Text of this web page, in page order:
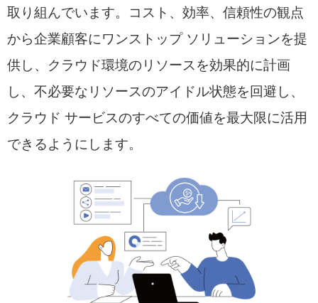
取り組んでいます。コスト、効率、信頼性の観点
から企業顧客にワンストップ ソリューションを提
供し、クラウド環境のリソースを効果的に計画
し、不必要なリソースのアイドル状態を回避し、
クラウド サービスのすべての価値を最大限に活用
できるようにします。